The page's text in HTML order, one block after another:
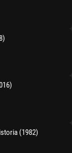
(1982)